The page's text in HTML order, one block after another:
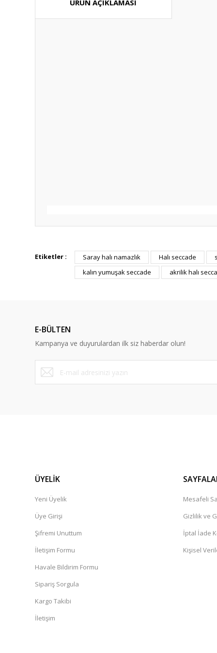
ÜRÜN AÇIKLAMASI
Görüş ve önerileriniz için teşekkür ederiz.
Ürün resmi kalitesiz, bozuk veya görüntülenemiyor.
Bu ürüne benzer farklı alternatifler olmalı.
Etiketler : Saray halı namazlık Halı seccade
kalın yumuşak seccade
akrilik halı
E-BÜLTEN
Kampanya ve duyurulardan ilk siz haberdar olun!
ÜYELİK
Yeni Üyelik
Üye Girişi
Şifremi Unuttum
İletişim Formu
Havale Bildirim Formu
Sipariş Sorgula
Kargo Takibi
İletişim
Mesafeli
Gizlilik ve
İptal İade
Kişisel